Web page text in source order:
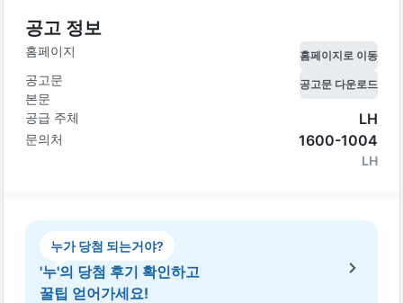
공고 정보
홈페이지 홈페이지로 이동
공고문
본문
공고문 다운로드
공급 주체 LH
문의처 1600-1004
LH
누가 당첨 되는거야?
'누'의 당첨 후기 확인하고
꿀팁 얻어가세요!